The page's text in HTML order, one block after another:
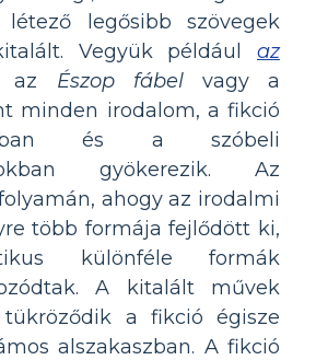
legősibb szövegek
Vegyük például az
az Észop fábelvagy a
minden irodalom, a fikció
és a szóbeli
gyökerezik. Az
ahogy az irodalmi
több formája fejlődött ki,
különféle formák
A kitalált művek
tükröződik a fikció égisze
alszakaszban. A fikció